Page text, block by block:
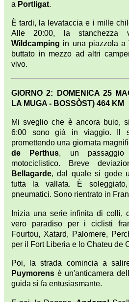
a Portligat.
È tardi, la levataccia e i mille
Alle 20:00, la stanchezza
Wildcamping in una piazzola a
buttato in mezzo ad altri
vivo.
GIORNO 2: DOMENICA 25
LA MUGA - BOSSÒST) 464 KM
Mi sveglio che è ancora buio,
6:00 sono già in viaggio. Il
promettendo una giornata
de Perthus, un passaggio
motociclistico. Breve
Bellagarde, dal quale si gode
tutta la vallata. È
pneumatici. Sono rientrato in
Inizia una serie infinita di colli,
vero paradiso per i ciclisti
Fourtou, Xatard, Palomere,
per il Fort Liberia e lo Chateu de
Poi, la strada comincia a
Puymorens è un'anticamera
guida si fa entusiasmante.